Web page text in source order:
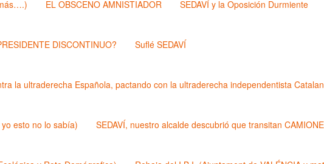
EL OBSCENO AMNISTIADOR SEDAVÍ y la Oposición Durmiente
DISCONTINUO? Suflé SEDAVÍ
la ultraderecha Española, pactando con la ultraderecha independentista
yo esto no lo sabía) SEDAVÍ, nuestro alcalde descubrió que transitan